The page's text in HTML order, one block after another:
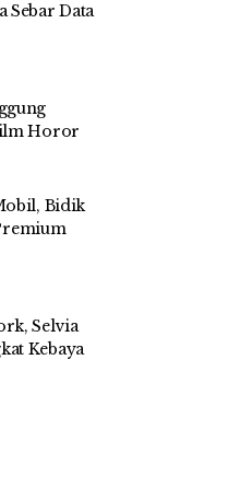
Sebar Data
Horor
Bidik
Selvia
Kebaya